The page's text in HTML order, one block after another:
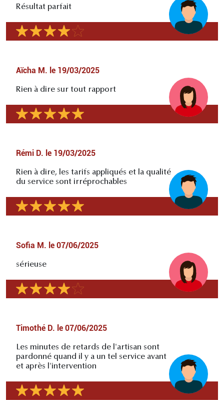
Résultat parfait
Aïcha M. le 19/03/2025
Rien à dire sur tout rapport
Rémi D. le 19/03/2025
Rien à dire, les tarifs appliqués et la qualité
du service sont irréprochables
Sofia M. le 07/06/2025
sérieuse
Timothé D. le 07/06/2025
Les minutes de retards de l'artisan sont
pardonné quand il y a un tel service avant
et après l'intervention